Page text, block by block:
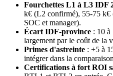
Fourchettes L1 à L3 IDF
k€ (L2 confirmé), 55-75 k€
SOC et manager).
Écart IDF-province : 10 à
largement par le coût de la
Primes d'astreinte : +5 à
intégrer dans la
Certifications à fort ROI